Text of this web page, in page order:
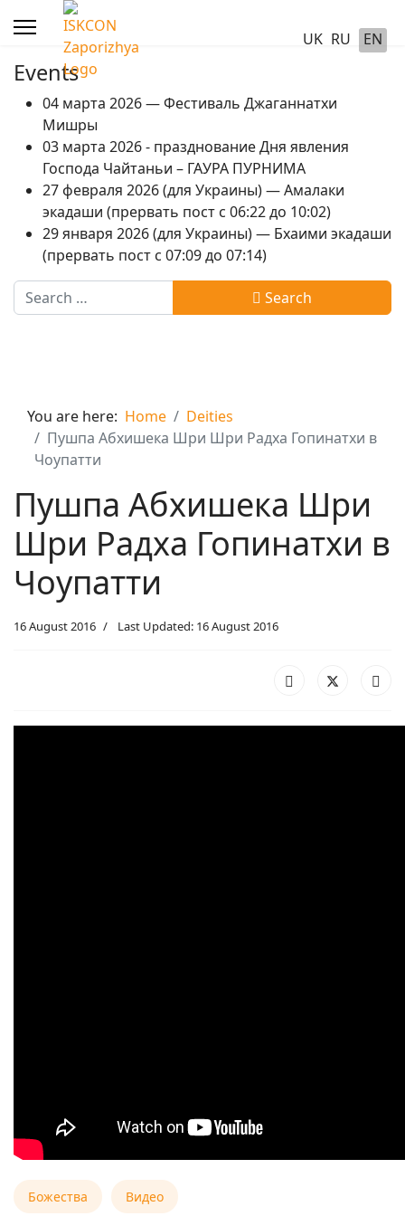
UK RU EN
Events
04 марта 2026 — Фестиваль Джаганнатхи
Мишры
03 марта 2026 - празднование Дня явления
Господа Чайтаньи – ГАУРА ПУРНИМА
27 февраля 2026 (для Украины) — Амалаки
экадаши (прервать пост с 06:22 до 10:02)
29 января 2026 (для Украины) — Бхаими экадаши
(прервать пост с 07:09 до 07:14)
Search
Search
You are here: Home
Deities
Пушпа Абхишека Шри Шри Радха Гопинатхи в
Чоупатти
Пушпа Абхишека Шри
Шри Радха Гопинатхи в
Чоупатти
16 August 2016 Last Updated: 16 August 2016
Божества Видео